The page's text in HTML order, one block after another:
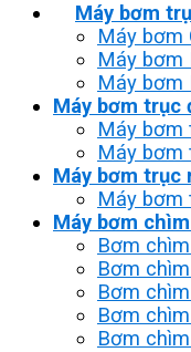
Máy bơm
Máy bơm
Máy bơm
Máy bơm
Máy bơm trục
Máy bơm
Máy bơm
Máy bơm trục
Máy bơm
Máy bơm
Bơm
Bơm
Bơm
Bơm
Bơm